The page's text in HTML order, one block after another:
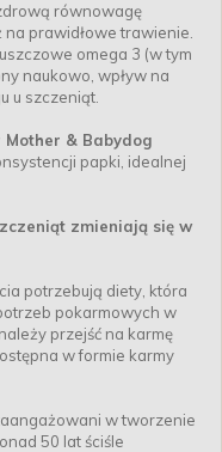
równowagę
prawidłowe trawienie.
omega 3 (w tym
naukowo, wpływ na
u szczeniąt.
Mother & Babydog
papki, idealnej
zmieniają się w
potrzebują diety, która
pokarmowych w
przejść na karmę
w formie karmy
w tworzenie
50 lat ściśle